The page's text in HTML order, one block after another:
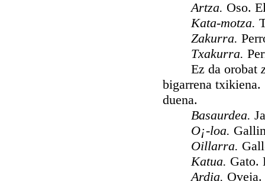
Artza. Oso.
Kata-motza.
Zakurra.
Txakurra.
Ez da orobat
bigarrena
duena.
Basaurdea.
O¡-loa.
Oillarra.
Katua. Gato.
Ardia. Oveja.